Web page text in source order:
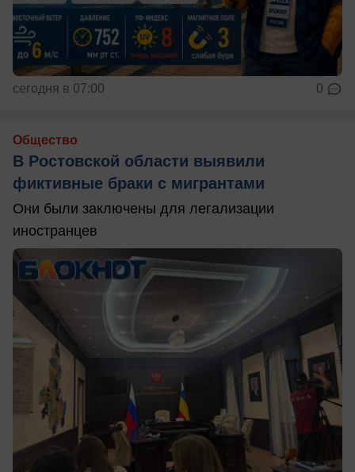
сегодня в 07:00 0
Общество
В Ростовской области выявили
фиктивные браки с мигрантами
Они были заключены для легализации
иностранцев